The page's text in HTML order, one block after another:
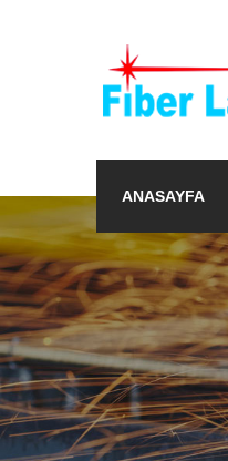
ANASAYFA